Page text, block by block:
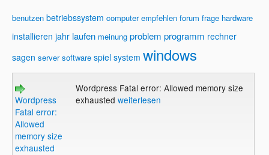
benutzen betriebssystem computer empfehlen forum frage hardware
installieren jahr laufen meinung problem programm rechner
sagen server software spiel system windows
Wordpress
Fatal error:
Allowed
memory size
exhausted
Wordpress Fatal error: Allowed memory size
exhausted weiterlesen